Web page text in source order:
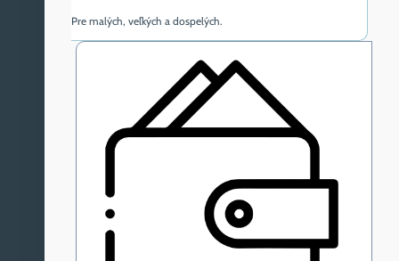
Pre malých, veľkých a dospelých.